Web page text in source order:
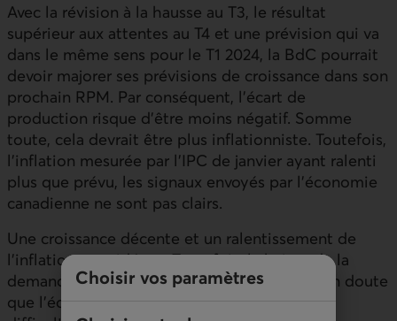
Choisir vos paramètres
Avec la révision à la hausse au T3, le résultat
supérieur aux attentes au T4 et une prévision qui va
dans le même sens pour le T1 2024, la BdC pourrait
devoir majorer ses prévisions de croissance dans son
prochain RPM. Par conséquent, l’écart de
production risque d’être moins négatif. Somme
toute, cela devrait être plus inflationniste. Toutefois,
l’inflation mesurée par l’IPC de janvier ayant ralenti
plus que prévu, les signaux envoyés par l’économie
canadienne ne sont pas clairs.
Une croissance décente et un ralentissement de
l’inflation sont idéaux. Toutefois, la baisse de la
demande intérieure indique sans l’ombre d’un doute
que l’économie canadienne éprouve plus de